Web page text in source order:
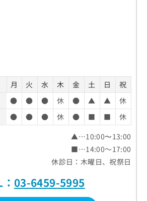
月 火 水 木 金 土 日
祝
● ● ● 休 ● ▲ ▲
休
● ● ● 休 ● ■ ■
休
▲…10:00〜13:00
■…14:00～17:00
休診日：木曜日、祝祭日
03-6459-5995